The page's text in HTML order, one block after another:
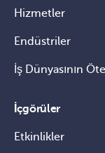
Hizmetler
Endüstriler
İş Dünyasının
İçgörüler
Etkinlikler